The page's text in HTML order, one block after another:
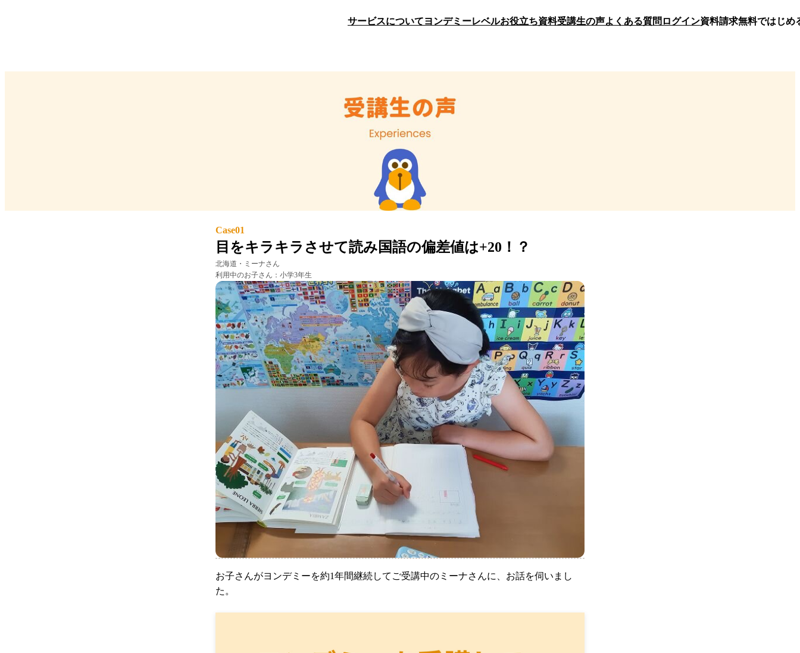
サービスについてヨンデミーレベルお役立ち資料受講生の声よくある質問 ログイン資料請求無料ではじめ
Case01
目をキラキラさせて読み国語の偏差値は+20！？
北海道・ ミーナさん
利用中のお子さん： 小学3年生
お子さんがヨンデミーを約1年間継続してご受講中のミーナさんに、お話を伺いまし
た。